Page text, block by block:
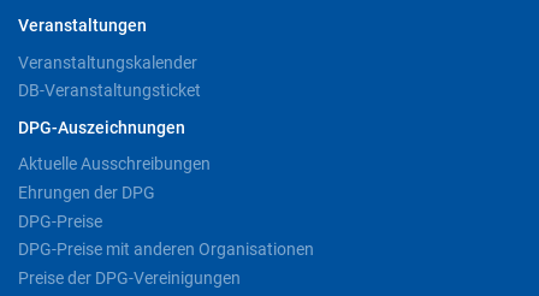
Veranstaltungen
Veranstaltungskalender
DB-Veranstaltungsticket
DPG-Auszeichnungen
Aktuelle Ausschreibungen
Ehrungen der DPG
DPG-Preise
DPG-Preise mit anderen Organisationen
Preise der DPG-Vereinigungen